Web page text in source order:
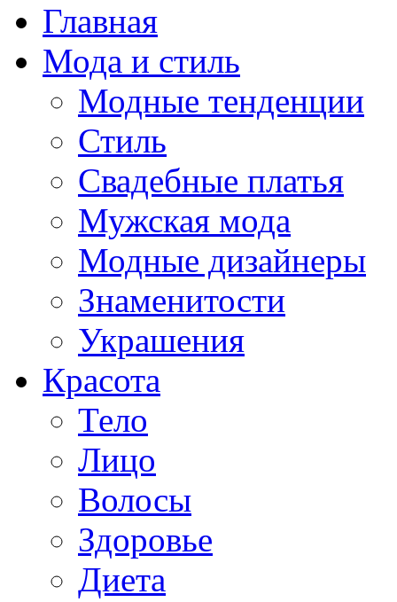
Главная
Мода и стиль
Модные тенденции
Стиль
Свадебные платья
Мужская мода
Модные дизайнеры
Знаменитости
Украшения
Красота
Тело
Лицо
Волосы
Здоровье
Диета